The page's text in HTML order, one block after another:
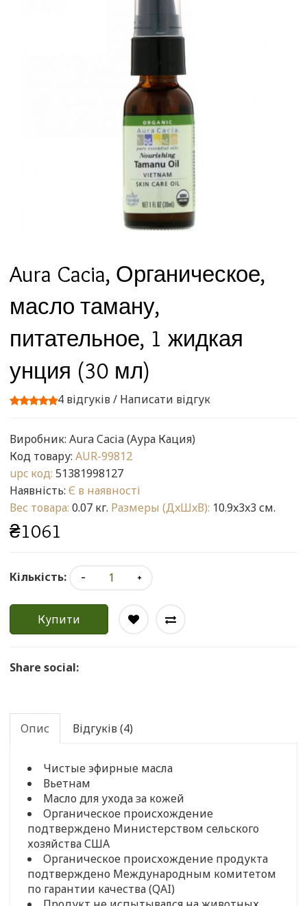
Aura Cacia, Органическое,
масло таману,
питательное, 1 жидкая
унция (30 мл)
4 відгуків/ Написати відгук
Виробник: Aura Cacia (Аура Кация)
Код товару: AUR-99812
upc код: 51381998127
Наявність: Є в наявності
Вес товара: 0.07 кг. Размеры (ДxШxВ): 10.9x3x3 см.
₴1061
Кількість:
Купити
Share social:
Опис Відгуків (4)
Чистые эфирные масла
Вьетнам
Масло для ухода за кожей
Органическое происхождение
подтверждено Министерством сельского
хозяйства США
Органическое происхождение продукта
подтверждено Международным комитетом
по гарантии качества (QAI)